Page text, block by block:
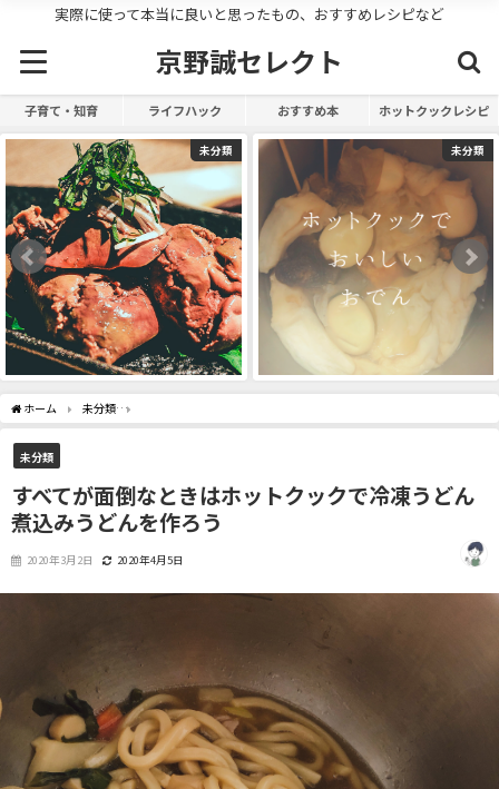
実際に使って本当に良いと思ったもの、おすすめレシピなど
京野誠セレクト
子育て・知育 ライフハック おすすめ本 ホットクックレシピ
未分類 未分類
ホーム 未分類
未分類
すべてが面倒なときはホットクックで冷凍うどん
煮込みうどんを作ろう
2020年3月2日 2020年4月5日